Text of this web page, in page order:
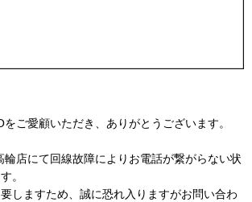
ご愛顧いただき、ありがとうございます。
輪店にて回線故障によりお電話が繋がらない状
。
しますため、誠に恐れ入りますがお問い合わ